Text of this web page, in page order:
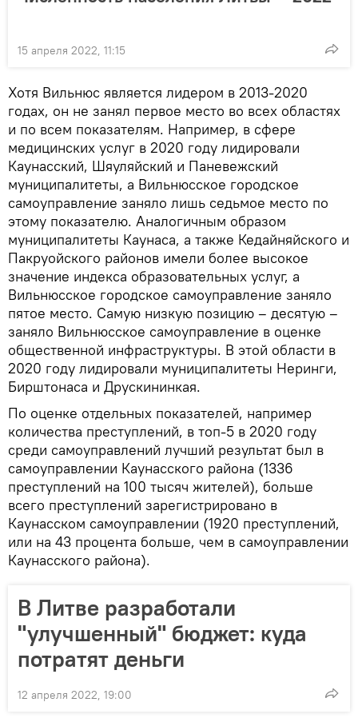
15 апреля 2022, 11:15
Хотя Вильнюс является лидером в 2013-2020
годах, он не занял первое место во всех областях
и по всем показателям. Например, в сфере
медицинских услуг в 2020 году лидировали
Каунасский, Шяуляйский и Паневежский
муниципалитеты, а Вильнюсское городское
самоуправление заняло лишь седьмое место по
этому показателю. Аналогичным образом
муниципалитеты Каунаса, а также Кедайняйского и
Пакруойского районов имели более высокое
значение индекса образовательных услуг, а
Вильнюсское городское самоуправление заняло
пятое место. Самую низкую позицию – десятую –
заняло Вильнюсское самоуправление в оценке
общественной инфраструктуры. В этой области в
2020 году лидировали муниципалитеты Неринги,
Бирштонаса и Друскининкая.
По оценке отдельных показателей, например
количества преступлений, в топ-5 в 2020 году
среди самоуправлений лучший результат был в
самоуправлении Каунасского района (1336
преступлений на 100 тысяч жителей), больше
всего преступлений зарегистрировано в
Каунасском самоуправлении (1920 преступлений,
или на 43 процента больше, чем в самоуправлении
Каунасского района).
В Литве разработали
"улучшенный" бюджет: куда
потратят деньги
12 апреля 2022, 19:00